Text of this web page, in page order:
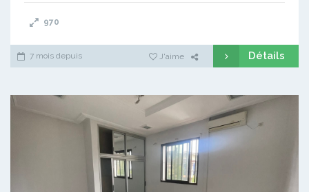
970
7 mois depuis J'aime Détails